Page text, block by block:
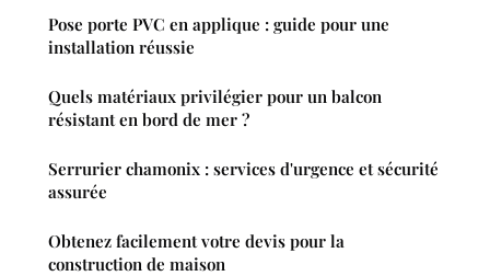
Pose porte PVC en applique : guide pour une
installation réussie
Quels matériaux privilégier pour un balcon
résistant en bord de mer ?
Serrurier chamonix : services d'urgence et sécurité
assurée
Obtenez facilement votre devis pour la
construction de maison